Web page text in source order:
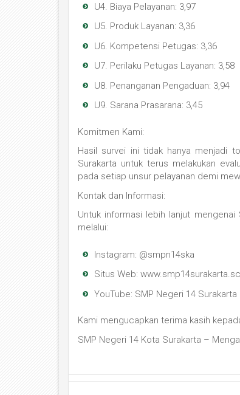
U4. Biaya Pelayanan: 3, 97
U5. Produk Layanan: 3,36
U6. Kompetensi Petugas: 3, 36
U7. Perilaku Petugas Layanan: 3,58
U8. Penanganan Pengaduan: 3, 94
U9. Sarana Prasarana: 3,45
Komitmen Kami:
Hasil survei ini tidak hanya menjadi
Surakarta untuk terus melakukan
pada setiap unsur pelayanan demi
Kontak dan Informasi:
Untuk informasi lebih lanjut
melalui:
Instagram: @smpn14ska
Situs Web: www.smp14surakarta.
YouTube: SMP Negeri 14 Surakarta
Kami mengucapkan terima kasih
SMP Negeri 14 Kota Surakarta –